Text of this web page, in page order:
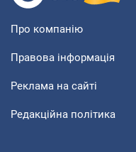
Про компанію
Правова інформація
Реклама на сайті
Редакційна політика